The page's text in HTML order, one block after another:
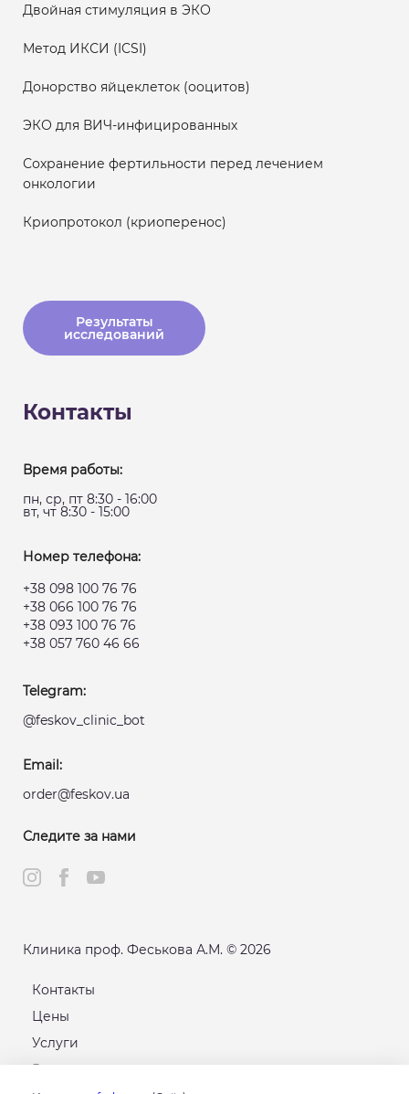
Двойная стимуляция в ЭКО
Метод ИКСИ (ICSI)
Донорство яйцеклеток (ооцитов)
ЭКО для ВИЧ-инфицированных
Сохранение фертильности перед лечением
онкологии
Криопротокол (криоперенос)
Результаты
исследований
Контакты
Время работы:
пн, ср, пт 8:30 - 16:00
вт, чт 8:30 - 15:00
Номер телефона:
+38 098 100 76 76
+38 066 100 76 76
+38 093 100 76 76
+38 057 760 46 66
Telegram:
@feskov_clinic_bot
Email:
order@feskov.ua
Следите за нами
Клиника проф. Феськова А.М. © 2026
Контакты
Цены
Услуги
Расписание